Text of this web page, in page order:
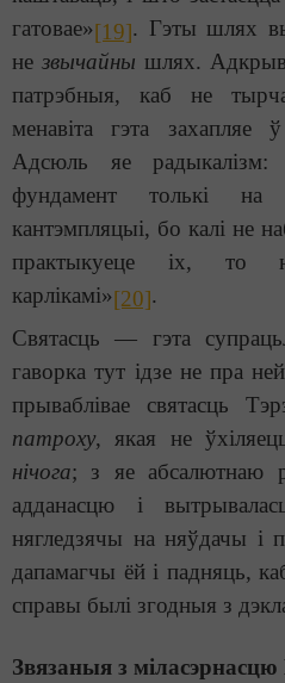
гатовае»[19]. Гэты шлях
незвычайны шлях.
патрэбныя, каб не
менавіта гэта захапляе ў
Адсюль яе радыкалізм:
фундамент толькі на
кантэмпляцыі, бо калі не
практыкуеце іх, то
карлікамі»[20].
Святасць — гэта
гаворка тут ідзе не пра
прываблівае святасць
патроху, якая не
нічога; з яе абсалютнаю
адданасцю і
нягледзячы на няўдачы і
дапамагчы ёй і падняць,
справы былі згодныя з
Звязаныя з міласэрнасцю